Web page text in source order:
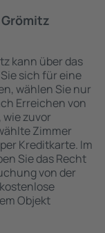
kann über das
sich für eine
wählen Sie nur
Erreichen von
zuvor
Zimmer
Kreditkarte. Im
Sie das Recht
von der
Objekt